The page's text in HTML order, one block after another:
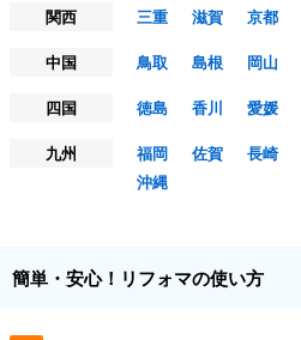
関西
三重 滋賀 京都
中国
鳥取 島根 岡山
四国
徳島 香川 愛媛
九州
福岡 佐賀 長崎
沖縄
簡単・安心！リフォマの使い方